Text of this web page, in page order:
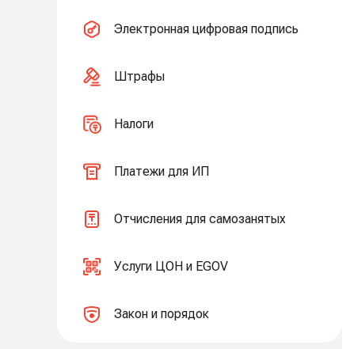
Электронная цифровая подпись
Штрафы
Налоги
Платежи для ИП
Отчисления для самозанятых
Услуги ЦОН и EGOV
Закон и порядок